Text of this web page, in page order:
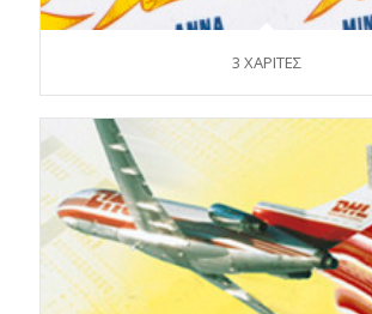
3 ΧΑΡΙΤΕΣ